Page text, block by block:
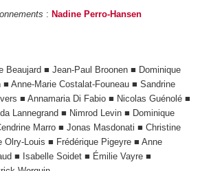
: Nadine Perro-Hansen
Beaujard ■ Jean-Paul Broonen ■ Dominique
Anne-Marie Costalat-Founeau ■ Sandrine
■ Annamaria Di Fabio ■ Nicolas Guénolé ■
Lannegrand ■ Nimrod Levin ■ Dominique
Marro ■ Jonas Masdonati ■ Christine
Olry-Louis ■ Frédérique Pigeyre ■ Anne
■ Isabelle Soidet ■ Émilie Vayre ■